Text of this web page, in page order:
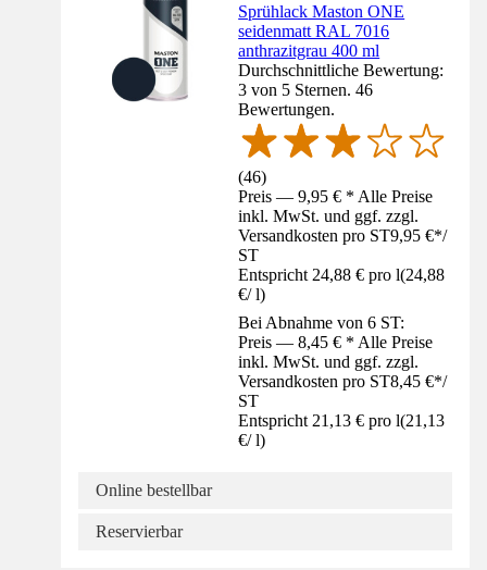
Sprühlack Maston ONE
seidenmatt RAL 7016
anthrazitgrau 400 ml
Durchschnittliche Bewertung:
3 von 5 Sternen. 46
Bewertungen.
(46)
Preis — 9,95 € * Alle Preise
inkl. MwSt. und ggf. zzgl.
Versandkosten pro ST9,95 €*/
ST
Entspricht 24,88 € pro l(24,88
€/ l)
Bei Abnahme von 6 ST:
Preis — 8,45 € * Alle Preise
inkl. MwSt. und ggf. zzgl.
Versandkosten pro ST8,45 €*/
ST
Entspricht 21,13 € pro l(21,13
€/ l)
Online bestellbar
Reservierbar